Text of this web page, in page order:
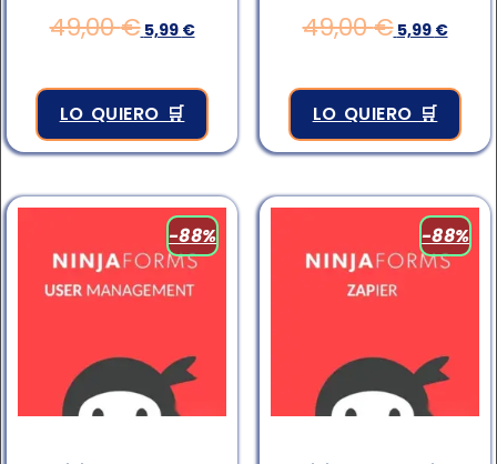
de 5
49,00€ 5,99 €
LO QUIERO 🛒
de 5
49,00€ 5,99 €
LO QUIERO 🛒
-88% -88%